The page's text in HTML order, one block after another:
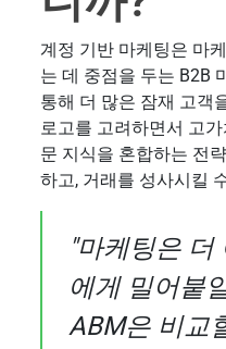
계정 기반 마케팅은 마
는 데 중점을 두는 B2B
통해 더 많은 잠재 고객
로고를 고려하면서 고
문 지식을 혼합하는 전
하고, 거래를 성사시킬
"마케팅은
에게 밀어붙
ABM은 비교